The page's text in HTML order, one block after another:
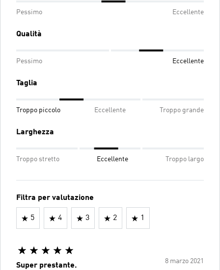
Pessimo Eccellente
Qualità
Pessimo Eccellente
Taglia
Troppo piccolo Eccellente Troppo grande
Larghezza
Troppo stretto Eccellente Troppo largo
Filtra per valutazione
5 4 3 2 1
8 marzo 2021
Super prestante.